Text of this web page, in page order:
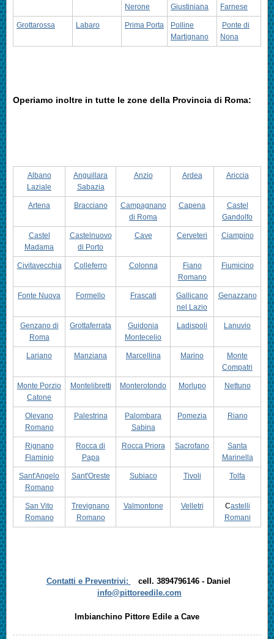
Nerone Giustiniana Farnese
Grottarossa Labaro Prima Porta
Polline
Martignano
Ponte di
Nona
Operiamo inoltre in tutte le zone della Provincia di Roma:
Albano
Laziale
Anguillara
Sabazia
Anzio Ardea Ariccia
Artena Bracciano
Campagnano
di Roma
Capena
Castel
Gandolfo
Castel
Madama
Castelnuovo
di Porto
Cave Cerveteri Ciampino
Civitavecchia Colleferro Colonna
Fiano
Romano
Fiumicino
Fonte Nuova Formello Frascati
Gallicano
nel Lazio
Genazzano
Genzano di
Roma
Grottaferrata
Guidonia
Montecelio
Ladispoli Lanuvio
Lariano Manziana Marcellina Marino
Monte
Compatri
Monte Porzio
Catone
Montelibretti Monterotondo Morlupo Nettuno
Olevano
Romano
Palestrina
Palombara
Sabina
Pomezia Riano
Rignano
Flaminio
Rocca di
Papa
Rocca Priora Sacrofano
Santa
Marinella
Sant'Angelo
Romano
Sant'Oreste Subiaco Tivoli Tolfa
San Vito
Romano
Trevignano
Romano
Valmontone Velletri Castelli
Romani
Contatti e Preventrivi:
cell. 3894796146 - Daniel
info@pittoreedile.com
Imbianchino Pittore Edile a Cave